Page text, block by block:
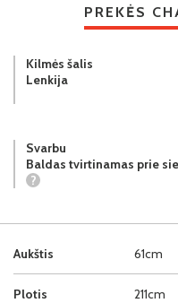
PREKĖS
Aukštis 61cm
Plotis 211cm
Kilmės šalis
Lenkija
Svarbu
Baldas tvirtinamas prie
?